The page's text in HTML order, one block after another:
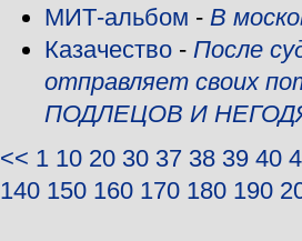
МИТ-альбом - В
Казачество - После
отправляет своих
ПОДЛЕЦОВ И
<< 1 10 20 30 37 38 39 40
140 150 160 170 180 190